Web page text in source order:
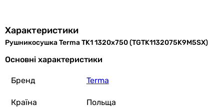
Характеристики
Рушникосушка Terma TK1 1320x750 (TGTK1132075K9M5SX)
Основні характеристики
Бренд Terma
Країна
Польща